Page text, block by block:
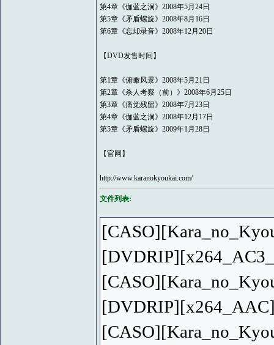
第4章《伽蓝之洞》2008年5月24日
第5章《矛盾螺旋》2008年8月16日
第6章《忘却录音》2008年12月20日
【DVD发售时间】
第1章《俯瞰风景》2008年5月21日
第2章《杀人考察（前）》2008年6月25日
第3章《痛觉残留》2008年7月23日
第4章《伽蓝之洞》2008年12月17日
第5章《矛盾螺旋》2009年1月28日
【官网】
http://www.karanokyoukai.com/
文件列表: